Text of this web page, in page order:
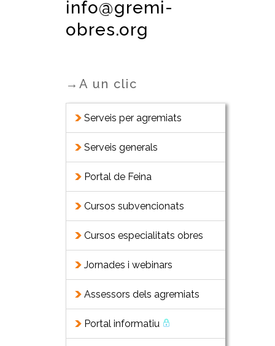
info@gremi-
obres.org
→A un clic
Serveis per agremiats
Serveis generals
Portal de Feina
Cursos subvencionats
Cursos especialitats obres
Jornades i webinars
Assessors dels agremiats
Portal informatiu